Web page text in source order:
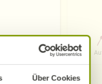
Über Cookies
0 Std. 15 Min.